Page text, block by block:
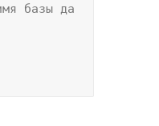
базы да